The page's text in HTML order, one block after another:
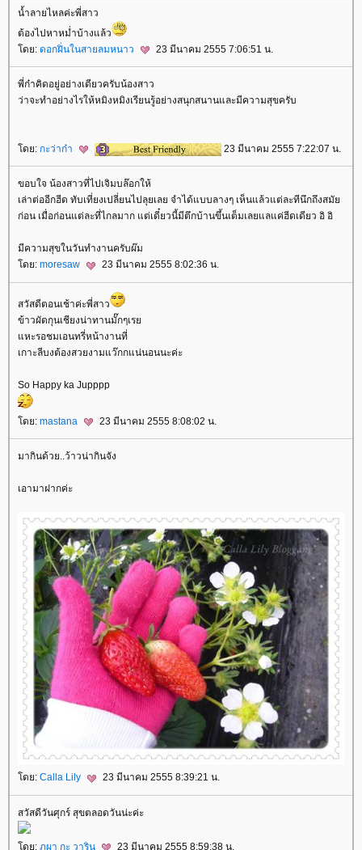
น้ำลายไหลค่ะพี่สาว
ต้องไปหาหม่ำบ้างแล้ว
ดย: ดอกฝิ่นในสายลมหนาว 23 มีนาคม 2555 7:06:51 น.
พี่ก๋าคิดอยู่อย่างเดียวครับน้องสาว
ว่าจะทำอย่างไรให้หมิงหมิงเรียนรู้อย่างสนุกสนานและมีความสุขครับ
ดย: กะว่าก๋า 23 มีนาคม 2555 7:22:07 น.
ขอบใจ น้องสาวที่ไปเจิมบล๊อกให้
เล่าต่ออีกฮีด ทับเที่ยงเปลี่ยนไปลุยเลย จำได้แบบลางๆ เห็นแล้วแต่ละทีนึกถึงสมั
ก่อน เมื่อก่อนแต่ละที่ไกลมาก แต่เดี๋ยวนี้มีตึกบ้านขึ้นเต็มเลยแลแค่ฮีดเดียว อิ อิ
มีความสุขในวันทำงานครับผ๊ม
ดย: moresaw 23 มีนาคม 2555 8:02:36 น.
สวัสดีตอนเช้าค่ะพี่สาว
ข้าวผัดกุนเชียงน่าทานมั๊กๆเร
หะรอชมเอนทรี่หน้างานที่
เกาะลีบงต้องสวยงามแว๊กกแน่นอนนะค่ะ
So Happy ka Jupppp
ดย: mastana 23 มีนาคม 2555 8:08:02 น.
มากินด้วย..ว้าวน่ากินจัง
เอามาฝากค่ะ
ดย: Calla Lily 23 มีนาคม 2555 8:39:21 น.
สวัสดีวันศุกร์ สุขตลอดวันน่ะค่ะ
ดย: ภูผา กะ วาริน 23 มีนาคม 2555 8:59:38 น.